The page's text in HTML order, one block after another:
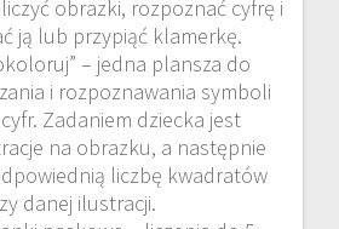
obrazki, rozpoznać cyfrę i
ją lub przypiąć klamerkę.
– jedna plansza do
i rozpoznawania symboli
Zadaniem dziecka jest
na obrazku, a następnie
liczbę kwadratów
danej ilustracji.